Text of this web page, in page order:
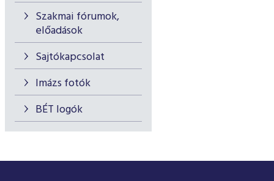
Szakmai fórumok,
előadások
Sajtókapcsolat
Imázs fotók
BÉT logók